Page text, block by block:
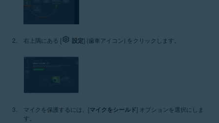
右上隅にある [ 設定] (歯車アイコン) をクリックします。
マイクを保護するには、[マイクをシールド] オプションを選択にしま
す。